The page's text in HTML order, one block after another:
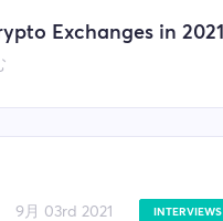
Exchanges in 2021
9月 03rd 2021 INTERVIEWS